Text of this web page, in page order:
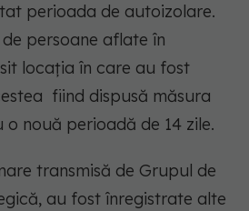
perioada de autoizolare.
de persoane aflate în
locația în care au fost
fiind dispusă măsura
nouă perioadă de 14 zile.
transmisă de Grupul de
au fost înregistrate alte